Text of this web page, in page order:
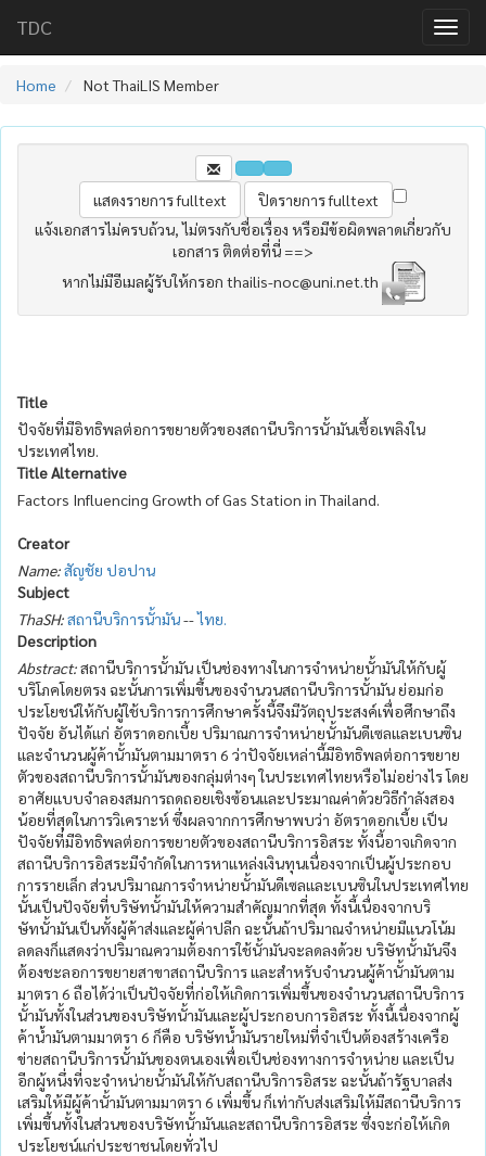
TDC
Home Not ThaiLIS Member
แจ้งเอกสารไม่ครบถ้วน, ไม่ตรงกับชื่อเรื่อง หรือมีข้อผิดพลาดเกี่ยวกับ
เอกสาร ติดต่อที่นี่ ==>
หากไม่มีอีเมลผู้รับให้กรอก thailis-noc@uni.net.th
Title
ปัจจัยที่มีอิทธิพลต่อการขยายตัวของสถานีบริการนั้ามันเชื้อเพลิงใน
ประเทศไทย.
Title Alternative
Factors Influencing Growth of Gas Station in Thailand.
Creator
Name:สัญชัย ปอปาน
Subject
ThaSH:สถานีบริการนั้ามัน--ไทย.
Description
Abstract:สถานีบริการนั้ามัน เป็นช่องทางในการจำหน่ายนั้ามันให้กับผู้
บริโภคโดยตรง ฉะนั้นการเพิ่มขึ้นของจำนวนสถานีบริการนั้ามัน ย่อมก่อ
ประโยชน์ให้กับผู้ใช้บริการการศึกษาครั้งนี้จึงมีวัตถุประสงค์เพื่อศึกษาถึง
ปัจจัย อันได้แก่ อัตราดอกเบี้ย ปริมาณการจำหน่ายนั้ามันดีเซลและเบนซิน
และจำนวนผู้ค้านั้ามันตามมาตรา 6 ว่าปัจจัยเหล่านี้มีอิทธิพลต่อการขยาย
ตัวของสถานีบริการนั้ามันของกลุ่มต่างๆ ในประเทศไทยหรือไม่อย่างไร โดย
อาศัยแบบจำลองสมการถดถอยเชิงซ้อนและประมาณค่าด้วยวิธีกำลังสอง
น้อยที่สุดในการวิเคราะห์ ซึ่งผลจากการศึกษาพบว่า อัตราดอกเบี้ย เป็น
ปัจจัยที่มีอิทธิพลต่อการขยายตัวของสถานีบริการอิสระ ทั้งนี้อาจเกิดจาก
สถานีบริการอิสระมีจำกัดในการหาแหล่งเงินทุนเนื่องจากเป็นผู้ประกอบ
การรายเล็ก ส่วนปริมาณการจำหน่ายนั้ามันดีเซลและเบนซินในประเทศไทย
นั้นเป็นปัจจัยที่บริษัทนั้ามันให้ความสำคัญมากที่สุด ทั้งนี้เนื่องจากบริ
ษัทนั้ามันเป็นทั้งผู้ค้าส่งและผู้ค่าปลีก ฉะนั้นถ้าปริมาณจำหน่ายมีแนวโน้ม
ลดลงก็แสดงว่าปริมาณความต้องการใช้นั้ามันจะลดลงด้วย บริษัทนั้ามันจึง
ต้องชะลอการขยายสาขาสถานีบริการ และสำหรับจำนวนผู้ค้านั้ามันตาม
มาตรา 6 ถือได้ว่าเป็นปัจจัยที่ก่อให้เกิดการเพิ่มขึ้นของจำนวนสถานีบริการ
นั้ามันทั้งในส่วนของบริษัทนั้ามันและผู้ประกอบการอิสระ ทั้งนี้เนื่องจากผู้
ค้านํ้ามันตามมาตรา 6 ก็คือ บริษัทนํ้ามันรายใหม่ที่จำเป็นต้องสร้างเครือ
ข่ายสถานีบริการนั้ามันของตนเองเพื่อเป็นช่องทางการจำหน่าย และเป็น
อีกผู้หนึ่งที่จะจำหน่ายนั้ามันให้กับสถานีบริการอิสระ ฉะนั้นถ้ารัฐบาลส่ง
เสริมให้มีผู้ค้านั้ามันตามมาตรา 6 เพิ่มขึ้น ก็เท่ากับส่งเสริมให้มีสถานีบริการ
เพิ่มขึ้นทั้งในส่วนของบริษัทนั้ามันและสถานีบริการอิสระ ซึ่งจะก่อให้เกิด
ประโยชน์แก่ประชาชนโดยทั่วไป